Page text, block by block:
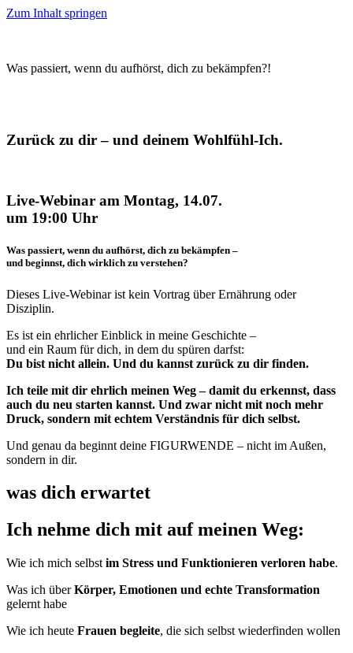
Zum Inhalt springen
Was passiert, wenn du aufhörst, dich zu bekämpfen?!
Zurück zu dir – und deinem Wohlfühl-Ich.
Live-Webinar am Montag, 14.07.
um 19:00 Uhr
Was passiert, wenn du aufhörst, dich zu bekämpfen –
und beginnst, dich wirklich zu verstehen?
Dieses Live-Webinar ist kein Vortrag über Ernährung oder
Disziplin.
Es ist ein ehrlicher Einblick in meine Geschichte –
und ein Raum für dich, in dem du spüren darfst:
Du bist nicht allein. Und du kannst zurück zu dir finden.
Ich teile mit dir ehrlich meinen Weg – damit du erkennst, dass
auch du neu starten kannst. Und zwar nicht mit noch mehr
Druck, sondern mit echtem Verständnis für dich selbst.
Und genau da beginnt deine FIGURWENDE – nicht im Außen,
sondern in dir.
was dich erwartet
Ich nehme dich mit auf meinen Weg:
Wie ich mich selbst im Stress und Funktionieren verloren habe.
Was ich überKörper, Emotionen und echte Transformation
gelernt habe
Wie ich heute Frauen begleite, die sich selbst wiederfinden wollen